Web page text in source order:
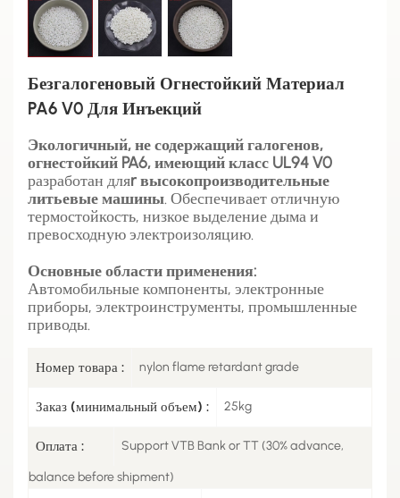
Безгалогеновый Огнестойкий Материал
PA6 V0 Для Инъекций
Экологичный, не содержащий галогенов,
огнестойкий PA6, имеющий класс UL94 V0
разработан дляr высокопроизводительные
литьевые машины. Обеспечивает отличную
термостойкость, низкое выделение дыма и
превосходную электроизоляцию.
Основные области применения:
Автомобильные компоненты, электронные
приборы, электроинструменты, промышленные
приводы.
Номер товара : nylon flame retardant grade
Заказ (минимальный объем) : 25kg
Оплата : Support VTB Bank or TT (30% advance,
balance before shipment)